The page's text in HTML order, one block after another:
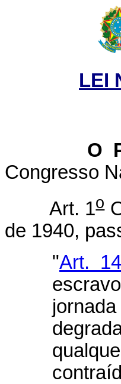
LEI
O
Congresso
Art. 1o
de 1940,
"Art.